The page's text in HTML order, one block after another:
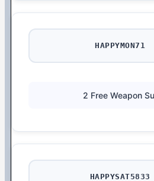
HAPPYMON71
2 Free Weapon
HAPPYSAT5833